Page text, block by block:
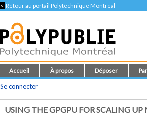
< Retour au portail Polytechnique Montréal
Accueil À propos Déposer
Se connecter
USING THE GPGPU FOR SCALING